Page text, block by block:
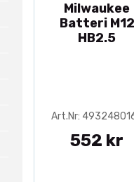
Milwaukee
Batteri M12
HB2.5
Art.Nr:
552 kr